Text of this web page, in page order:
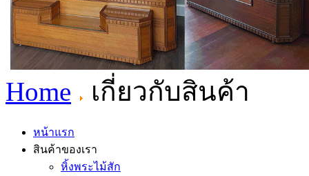
Home เกี่ยวกับสินค้า
หน้าแรก
สินค้าของเรา
หิ้งพระไม้สัก